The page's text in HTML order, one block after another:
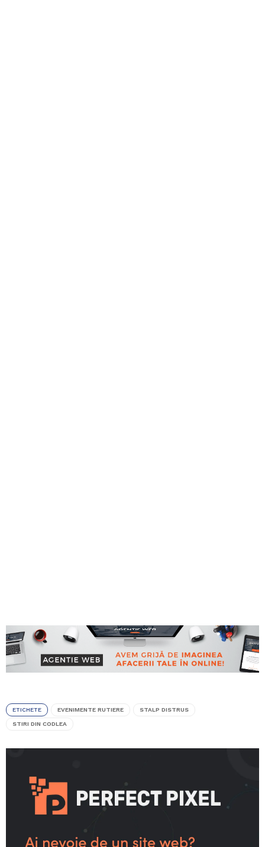
ETICHETE EVENIMENTE RUTIERE STALP DISTRUS
STIRI DIN CODLEA